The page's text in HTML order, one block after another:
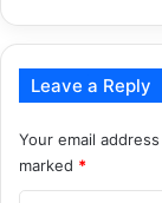
Leave a Reply
Your email
marked *